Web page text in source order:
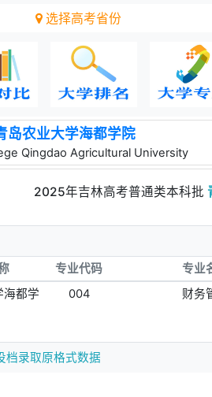
选择高考省份
岛农业大学海都学院
Qingdao Agricultural University
2025年吉林高考普通类本科批
专业代码 专业
海都学
004 财务
档录取原格式数据